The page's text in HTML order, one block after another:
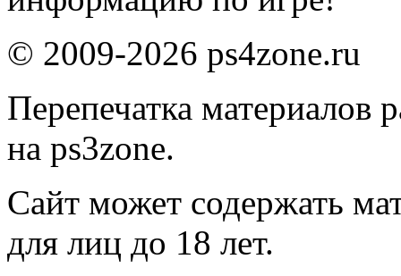
© 2009-2026 ps4zone.ru
Перепечатка материалов
на ps3zone.
Сайт может содержать
для лиц до 18 лет.